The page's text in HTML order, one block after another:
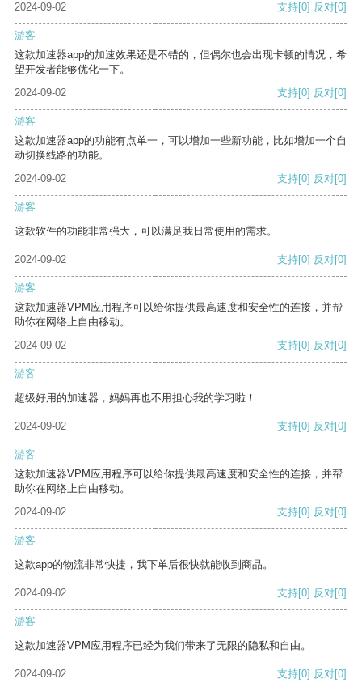
2024-09-02
支持[0] 反对[0]
游客
这款加速器app的加速效果还是不错的，但偶尔也会出现卡顿的情况，希
望开发者能够优化一下。
2024-09-02
支持[0] 反对[0]
游客
这款加速器app的功能有点单一，可以增加一些新功能，比如增加一个自
动切换线路的功能。
2024-09-02
支持[0] 反对[0]
游客
这款软件的功能非常强大，可以满足我日常使用的需求。
2024-09-02 支持[0] 反对[0]
游客
这款加速器VPM应用程序可以给你提供最高速度和安全性的连接，并帮
助你在网络上自由移动。
2024-09-02
支持[0] 反对[0]
游客
超级好用的加速器，妈妈再也不用担心我的学习啦！
2024-09-02 支持[0] 反对[0]
游客
这款加速器VPM应用程序可以给你提供最高速度和安全性的连接，并帮
助你在网络上自由移动。
2024-09-02
支持[0] 反对[0]
游客
这款app的物流非常快捷，我下单后很快就能收到商品。
2024-09-02 支持[0] 反对[0]
游客
这款加速器VPM应用程序已经为我们带来了无限的隐私和自由。
2024-09-02 支持[0] 反对[0]